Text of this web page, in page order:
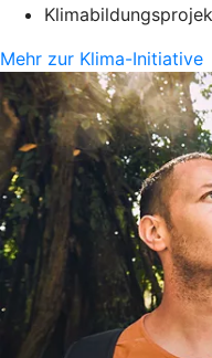
Mehr zur Klima-Initiative